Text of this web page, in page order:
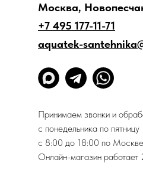
Москва,
+7 495 177-11-71
aquatek-
Принимаем звонки и
с понедельника по пятницу
с 8:00 до 18:00 по
Онлайн-магазин работает